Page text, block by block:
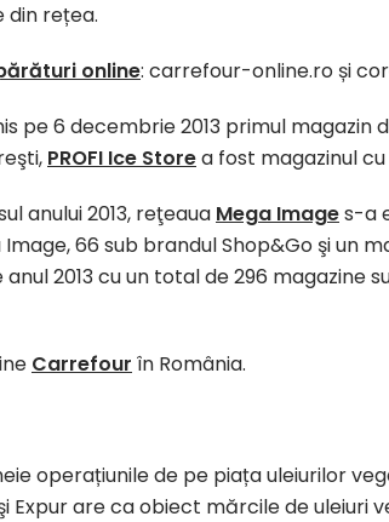
din rețea.
online: carrefour-online.ro și
pe 6 decembrie 2013 primul
PROFI Ice Storea fost magazinul
anului 2013, reţeaua Mega Images-a
66 sub brandul Shop&Go şi un
2013 cu un total de 296 magazine
Carrefour în România.
operațiunile de pe piața uleiurilor
Expur are ca obiect mărcile de uleiuri